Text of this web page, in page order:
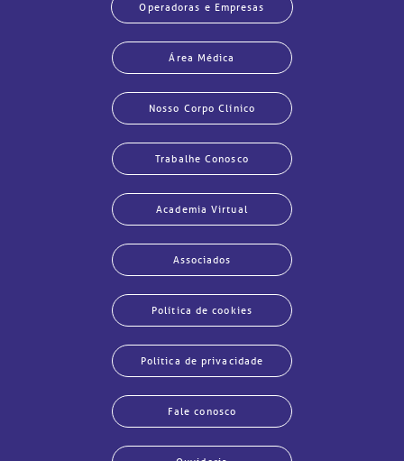
Operadoras e Empresas
Área Médica
Nosso Corpo Clínico
Trabalhe Conosco
Academia Virtual
Associados
Política de cookies
Política de privacidade
Fale conosco